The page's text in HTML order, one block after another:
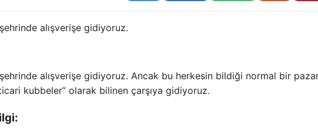
alışverişe gidiyoruz.
alışverişe gidiyoruz. Ancak bu herkesin bildiği normal bir
kubbeler” olarak bilinen çarşıya gidiyoruz.